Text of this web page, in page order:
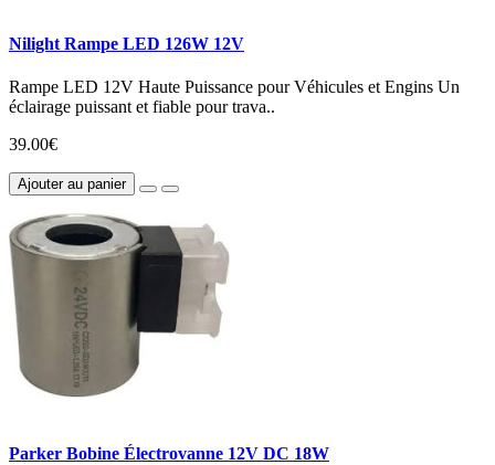
Nilight Rampe LED 126W 12V
Rampe LED 12V Haute Puissance pour Véhicules et Engins Un
éclairage puissant et fiable pour trava..
39.00€
Ajouter au panier
Parker Bobine Électrovanne 12V DC 18W